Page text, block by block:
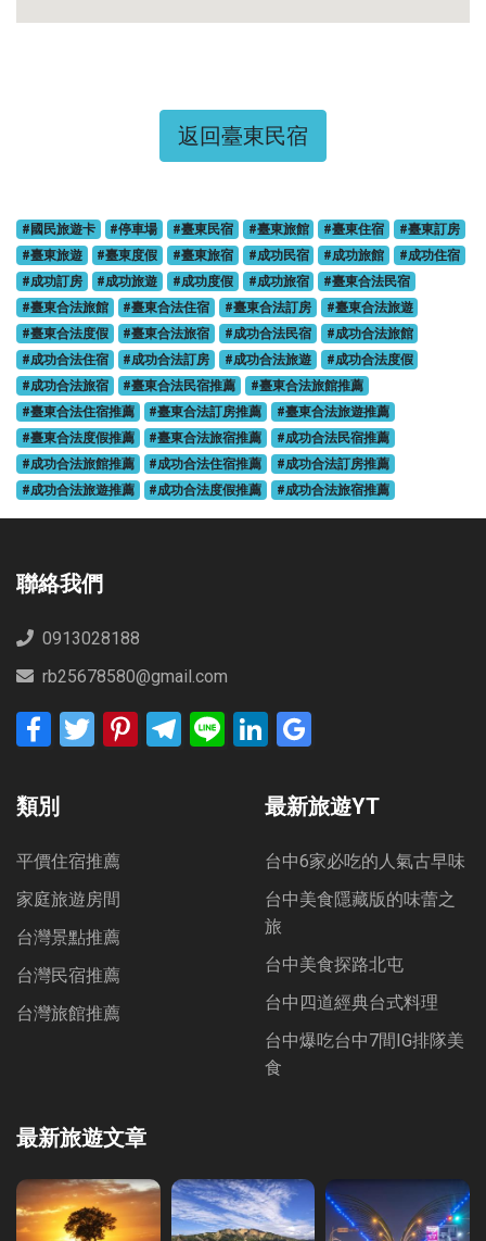
返回臺東民宿
#國民旅遊卡 #停車場 #臺東民宿 #臺東旅館 #臺東住宿
#臺東訂房
#臺東旅遊
#臺東度假 #臺東旅宿 #成功民宿 #成功旅館
#成功住宿
#成功訂房
#成功旅遊 #成功度假 #成功旅宿
#臺東合法民宿
#臺東合法旅館
#臺東合法住宿 #臺東合法訂房
#臺東合法旅遊
#臺東合法度假
#臺東合法旅宿 #成功合法民宿
#成功合法旅館
#成功合法住宿
#成功合法訂房 #成功合法旅遊
#成功合法度假
#成功合法旅宿
#臺東合法民宿推薦
#臺東合法旅館推薦
#臺東合法住宿推薦
#臺東合法訂房推薦
#臺東合法旅遊推薦
#臺東合法度假推薦
#臺東合法旅宿推薦
#成功合法民宿推薦
#成功合法旅館推薦
#成功合法住宿推薦
#成功合法訂房推薦
#成功合法旅遊推薦
#成功合法度假推薦 #成功合法旅宿推薦
聯絡我們
0913028188
rb25678580@gmail.com
FacebookTwitter PinterestTelegram
Line LinkedIn
類別
平價住宿推薦
家庭旅遊房間
台灣景點推薦
台灣民宿推薦
台灣旅館推薦
最新旅遊文章
最新旅遊YT
台中6家必吃的人氣古早味
台中美食隱藏版的味蕾之
旅
台中美食探路北屯
台中四道經典台式料理
台中爆吃台中7間IG排隊美
食